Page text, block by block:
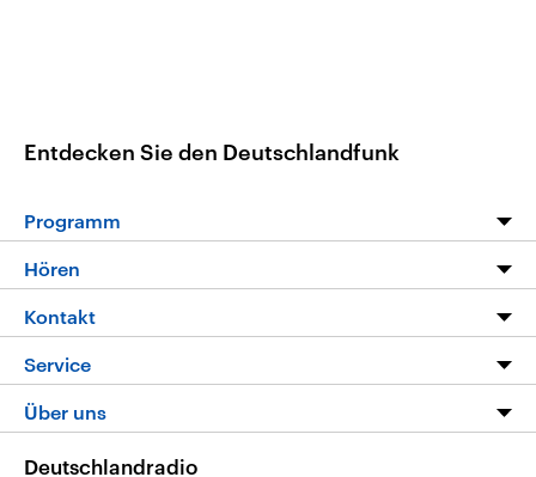
Entdecken Sie den Deutschlandfunk
Programm
Programm
Die Nachrichten
Nachrichtenleicht
Neue Beiträge auf dlf.de
Hören
Livestream
Podcasts
Deutschlandfunk App
Nachrichten App
Kontakt
Hörerservice
Service
FAQ
Über uns
Deutschlandradio